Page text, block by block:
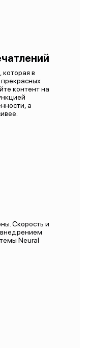
в
контент на
а
Скорость и
Neural